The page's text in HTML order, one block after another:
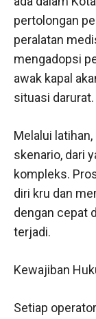
pertolongan
peralatan
mengadopsi
awak kapal
situasi darurat.
Melalui
skenario, dari
kompleks.
diri kru dan
dengan cepat
terjadi.
Kewajiban
Setiap